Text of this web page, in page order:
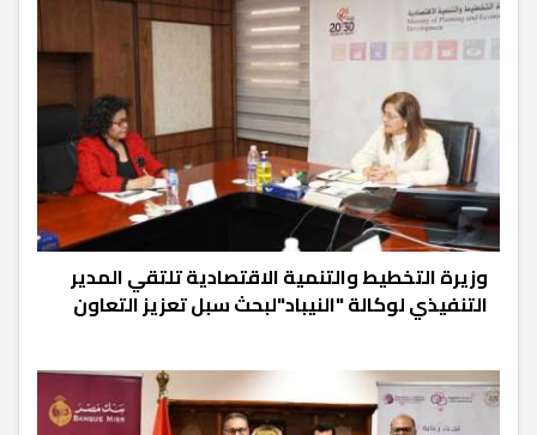
وزيرة التخطيط والتنمية الاقتصادية تلتقي المدير
التنفيذي لوكالة "النيباد"لبحث سبل تعزيز التعاون